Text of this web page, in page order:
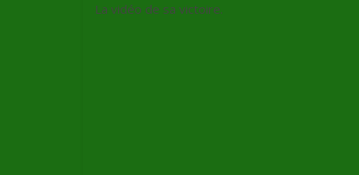
La vidéo de sa victoire.